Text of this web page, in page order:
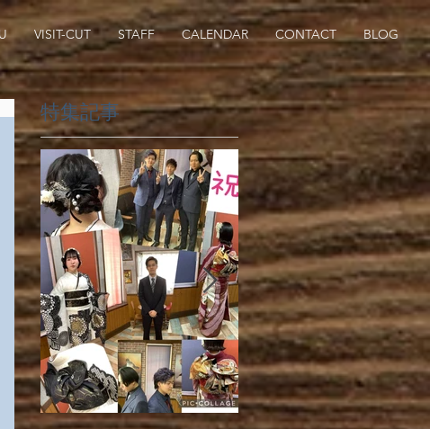
VISIT-CUT STAFF CALENDAR CONTACT BLOG
特集記事